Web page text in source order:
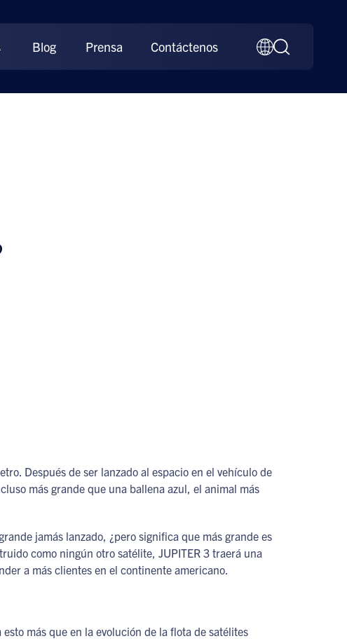
Blog Prensa Contáctenos
Después de ser lanzado al espacio en el vehículo de
más grande que una ballena azul, el animal más
jamás lanzado, ¿pero significa que más grande es
como ningún otro satélite, JUPITER 3 traerá una
a más clientes en el continente americano.
más que en la evolución de la flota de satélites